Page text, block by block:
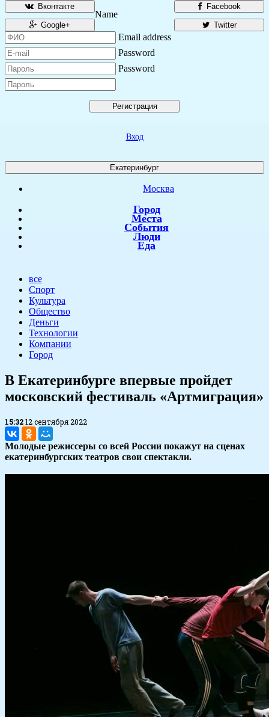
Facebook
Вконтакте
Twitter
Google+
Name
Email address
Password
Password
Регистрация
Вход
Екатеринбург
Москва
Город
Места
События
Люди
Еда
все
Спорт
Культура
Общество
Деньги
Технологии
Компании
Город
В Екатеринбурге впервые пройдет
московский фестиваль «Артмиграция»
15:3212 сентября 2022
Молодые режиссеры со всей России покажут на сценах
екатеринбургских театров свои спектакли.